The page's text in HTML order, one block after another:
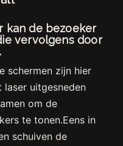
kan de bezoeker
vervolgens door
schermen zijn hier
laser uitgesneden
om de
te tonen.Eens in
schuiven de